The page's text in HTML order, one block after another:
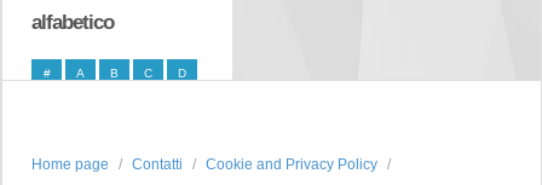
alfabetico
# A B C D
Home page Contatti Cookie and Privacy Policy